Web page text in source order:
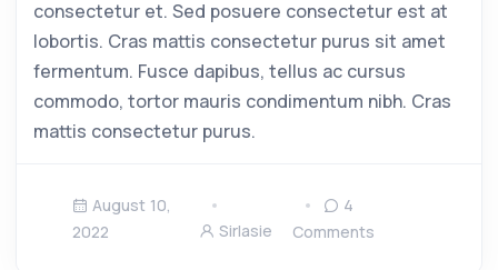
consectetur et. Sed posuere consectetur est at
lobortis. Cras mattis consectetur purus sit amet
fermentum. Fusce dapibus, tellus ac cursus
commodo, tortor mauris condimentum nibh. Cras
mattis consectetur purus.
August 10,
2022
Sirlasie
4
Comments